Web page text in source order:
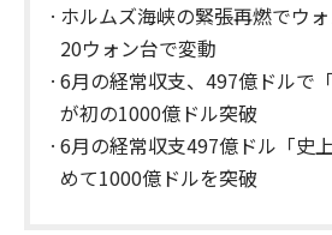
ホルムズ海峡の緊張再燃でウ
20ウォン台で変動
6月の経常収支、497億ドルで
が初の1000億ドル突破
6月の経常収支497億ドル「史
めて1000億ドルを突破